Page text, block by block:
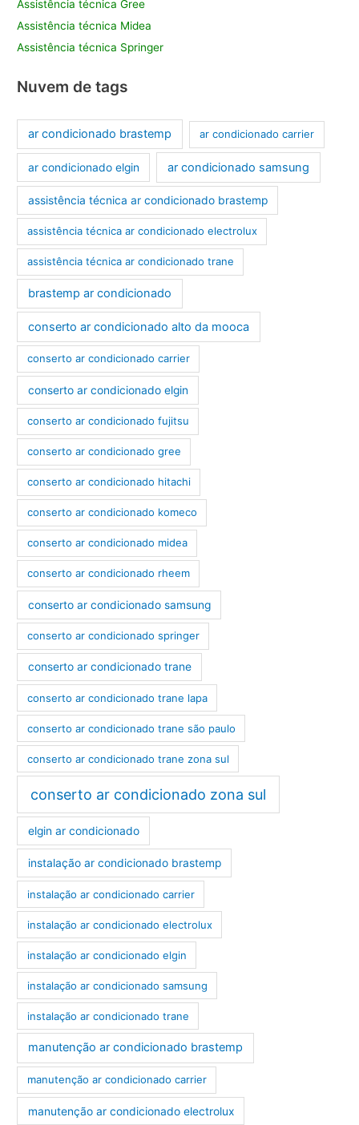
Assistência técnica Gree
Assistência técnica Midea
Assistência técnica Springer
Nuvem de tags
ar condicionado brastemp ar condicionado carrier
ar condicionado elgin ar condicionado samsung
assistência técnica ar condicionado brastemp
assistência técnica ar condicionado electrolux
assistência técnica ar condicionado trane
brastemp ar condicionado
conserto ar condicionado alto da mooca
conserto ar condicionado carrier
conserto ar condicionado elgin
conserto ar condicionado fujitsu
conserto ar condicionado gree
conserto ar condicionado hitachi
conserto ar condicionado komeco
conserto ar condicionado midea
conserto ar condicionado rheem
conserto ar condicionado samsung
conserto ar condicionado springer
conserto ar condicionado trane
conserto ar condicionado trane lapa
conserto ar condicionado trane são paulo
conserto ar condicionado trane zona sul
conserto ar condicionado zona sul
elgin ar condicionado
instalação ar condicionado brastemp
instalação ar condicionado carrier
instalação ar condicionado electrolux
instalação ar condicionado elgin
instalação ar condicionado samsung
instalação ar condicionado trane
manutenção ar condicionado brastemp
manutenção ar condicionado carrier
manutenção ar condicionado electrolux